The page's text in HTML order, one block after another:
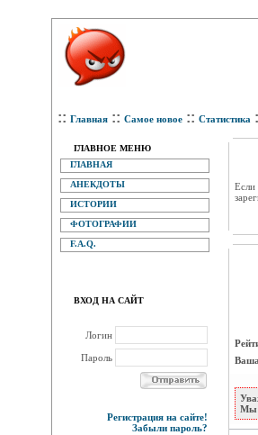
:: Главная :: Самое новое :: Статистика
ГЛАВНОЕ МЕНЮ
ГЛАВНАЯ
АНЕКДОТЫ
ИСТОРИИ
ФОТОГРАФИИ
F.A.Q.
ВХОД НА САЙТ
Логин
Пароль
Регистрация на сайте!
Забыли пароль?
Мы